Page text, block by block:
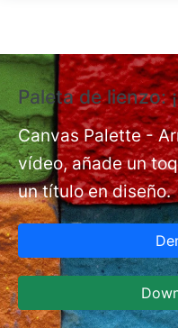
Paleta de lienzo:
Canvas Palette -
vídeo, añade un
un título en diseño.